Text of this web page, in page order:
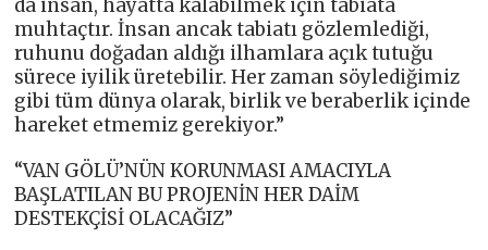
da insan, hayatta kalabilmek için tabiata
muhtaçtır. İnsan ancak tabiatı gözlemlediği,
ruhunu doğadan aldığı ilhamlara açık tutuğu
sürece iyilik üretebilir. Her zaman söylediğimiz
gibi tüm dünya olarak, birlik ve beraberlik içinde
hareket etmemiz gerekiyor.”
“VAN GÖLÜ’NÜN KORUNMASI AMACIYLA
BAŞLATILAN BU PROJENİN HER DAİM
DESTEKÇİSİ OLACAĞIZ”